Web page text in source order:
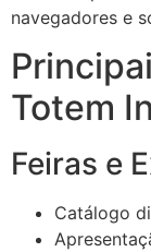
navegadores e
Totem
Feiras e
Catálogo